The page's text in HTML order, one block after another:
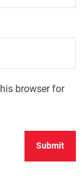
browser for